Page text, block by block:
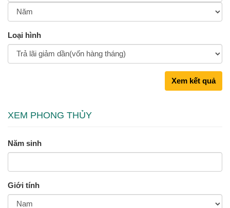
Loại hình
Xem kết quả
XEM PHONG THỦY
Năm sinh
Giới tính